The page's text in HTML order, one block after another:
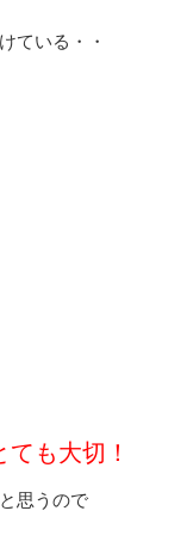
ている・・
も大切！
思うので